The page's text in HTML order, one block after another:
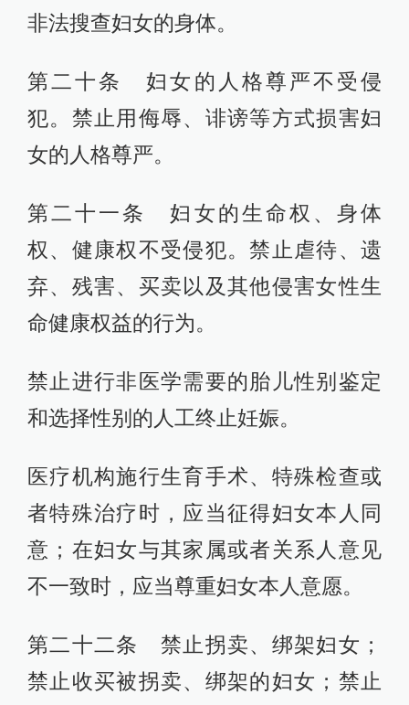
非法搜查妇女的身体。
第二十条 妇女的人格尊严不受侵
犯。禁止用侮辱、诽谤等方式损害妇
女的人格尊严。
第二十一条 妇女的生命权、身体
权、健康权不受侵犯。禁止虐待、遗
弃、残害、买卖以及其他侵害女性生
命健康权益的行为。
禁止进行非医学需要的胎儿性别鉴定
和选择性别的人工终止妊娠。
医疗机构施行生育手术、特殊检查或
者特殊治疗时，应当征得妇女本人同
意；在妇女与其家属或者关系人意见
不一致时，应当尊重妇女本人意愿。
第二十二条 禁止拐卖、绑架妇女；
禁止收买被拐卖、绑架的妇女；禁止